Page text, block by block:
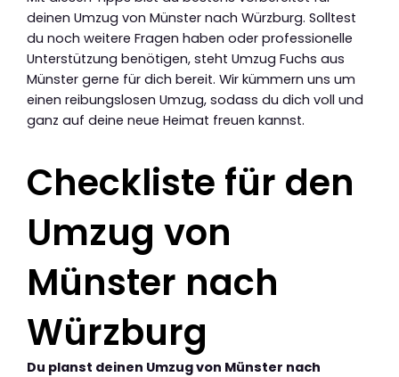
deinen Umzug von Münster nach Würzburg. Solltest
du noch weitere Fragen haben oder professionelle
Unterstützung benötigen, steht Umzug Fuchs aus
Münster gerne für dich bereit. Wir kümmern uns um
einen reibungslosen Umzug, sodass du dich voll und
ganz auf deine neue Heimat freuen kannst.
Checkliste für den
Umzug von
Münster nach
Würzburg
Du planst deinen Umzug von Münster nach